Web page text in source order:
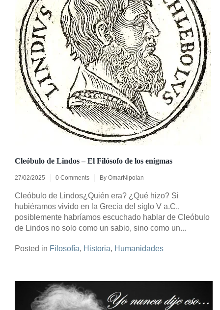
Cleóbulo de Lindos – El Filósofo de los enigmas
27/02/2025 0 Comments By OmarNipolan
Cleóbulo de Lindos¿Quién era? ¿Qué hizo? Si
hubiéramos vivido en la Grecia del siglo V a.C.,
posiblemente habríamos escuchado hablar de Cleóbulo
de Lindos no solo como un sabio, sino como un...
Posted in Filosofía, Historia, Humanidades